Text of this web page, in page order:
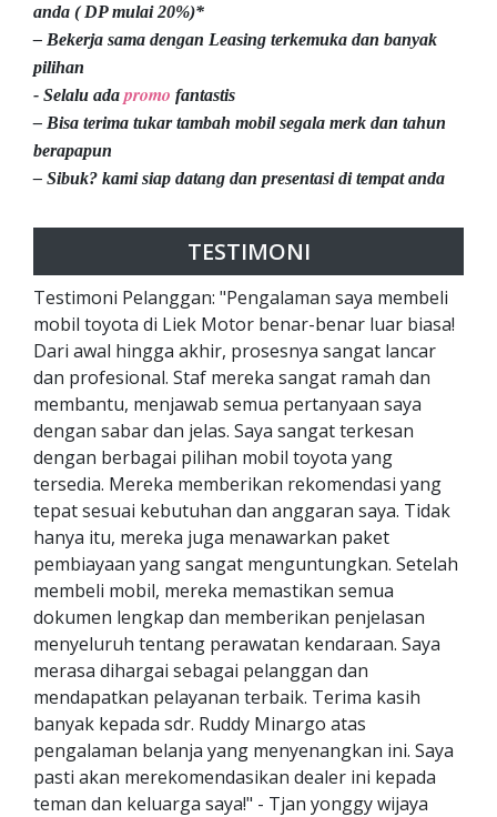
anda ( DP mulai 20%)*
– Bekerja sama dengan Leasing terkemuka dan banyak
pilihan
- Selalu ada promo fantastis
– Bisa terima tukar tambah mobil segala merk dan tahun
berapapun
– Sibuk? kami siap datang dan presentasi di tempat anda
TESTIMONI
Testimoni Pelanggan: "Pengalaman saya membeli
mobil toyota di Liek Motor benar-benar luar biasa!
Dari awal hingga akhir, prosesnya sangat lancar
dan profesional. Staf mereka sangat ramah dan
membantu, menjawab semua pertanyaan saya
dengan sabar dan jelas. Saya sangat terkesan
dengan berbagai pilihan mobil toyota yang
tersedia. Mereka memberikan rekomendasi yang
tepat sesuai kebutuhan dan anggaran saya. Tidak
hanya itu, mereka juga menawarkan paket
pembiayaan yang sangat menguntungkan. Setelah
membeli mobil, mereka memastikan semua
dokumen lengkap dan memberikan penjelasan
menyeluruh tentang perawatan kendaraan. Saya
merasa dihargai sebagai pelanggan dan
mendapatkan pelayanan terbaik. Terima kasih
banyak kepada sdr. Ruddy Minargo atas
pengalaman belanja yang menyenangkan ini. Saya
pasti akan merekomendasikan dealer ini kepada
teman dan keluarga saya!" - Tjan yonggy wijaya